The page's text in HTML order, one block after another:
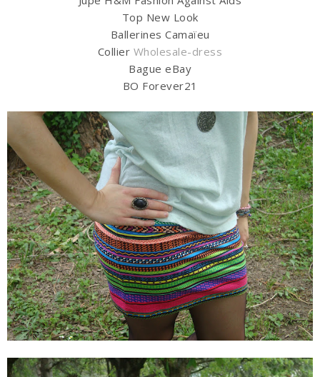
Top New Look
Ballerines Camaïeu
Collier Wholesale-dress
Bague eBay
BO Forever21